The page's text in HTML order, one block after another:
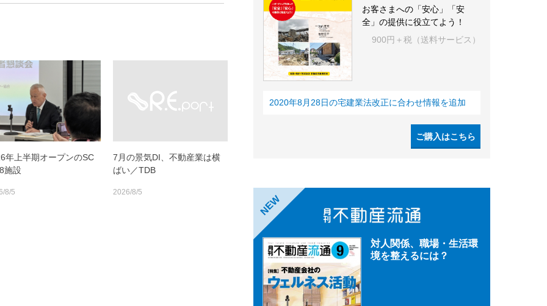
年上半期オープンのSC
施設
8/5
7月の景気DI、不動産業は横
ばい／TDB
2026/8/5
お客さまへの「安心」「安
全」の提供に役立てよう！
900円＋税（送料サービス）
2020年8月28日の宅建業法改正に合わせ情報を追加
ご購入はこちら
NEW
対人関係、職場・生活環
境を整えるには？